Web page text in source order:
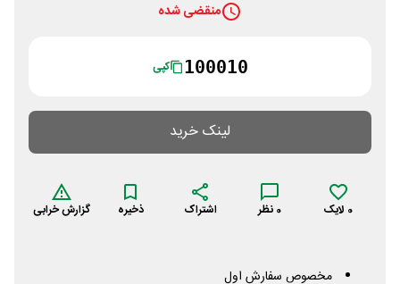
منقضی شده
100010 کپی
لینک خرید
0 لایک 0 نظر اشتراک ذخیره گزارش خرابی
مخصوص سفارش اول